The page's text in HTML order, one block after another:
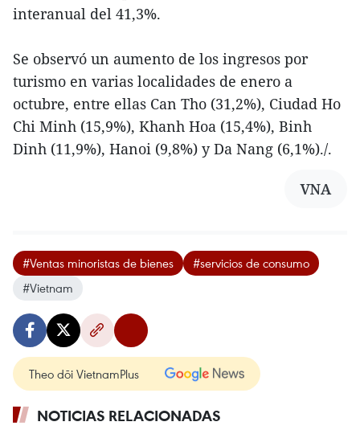
interanual del 41,3%.
Se observó un aumento de los ingresos por
turismo en varias localidades de enero a
octubre, entre ellas Can Tho (31,2%), Ciudad Ho
Chi Minh (15,9%), Khanh Hoa (15,4%), Binh
Dinh (11,9%), Hanoi (9,8%) y Da Nang (6,1%)./.
VNA
#Ventas minoristas de bienes
#servicios de consumo
#Vietnam
Theo dõi VietnamPlus
NOTICIAS RELACIONADAS